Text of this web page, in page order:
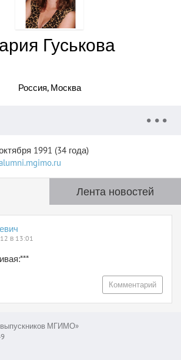
Гуськова
Россия, Москва
1991 (34 года)
Лента новостей
в 13:01
Комментарий
МГИМО»